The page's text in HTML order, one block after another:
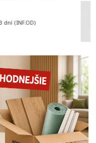
dodanie do 3 dní (INF.OD)